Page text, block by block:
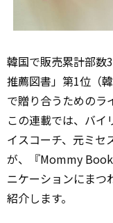
韓国で販売累計部数
推薦図書」第1位（
で贈り合うためのラ
この連載では、バイ
イスコーチ、元ミセ
が、『Mommy
ニケーションにまつ
紹介します。